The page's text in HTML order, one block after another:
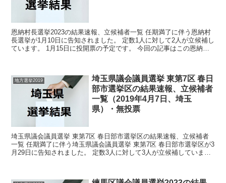
恩納村長選挙2023の結果速報、立候補者一覧 任期満了に伴う恩納村
長選挙が1月10日に告知されました。 定数1人に対して2人が立候補し
ています。 1月15日に投開票の予定です。 今回の記事はこの恩納村
地方選挙2019
埼玉県議会議員選挙 東第7区 春日
部市選挙区の結果速報、立候補者
一覧（2019年4月7日、埼玉
県）・無投票
埼玉県議会議員選挙 東第7区 春日部市選挙区の結果速報、立候補者
一覧 任期満了に伴う埼玉県議会議員選挙 東第7区 春日部市選挙区が3
月29日に告知されました。 定数3人に対して3人が立候補していま